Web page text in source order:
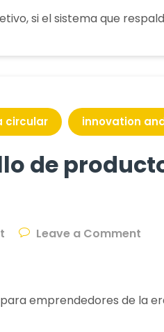
si el sistema que
circular innovation
de
Leave a Comment
emprendedores de la